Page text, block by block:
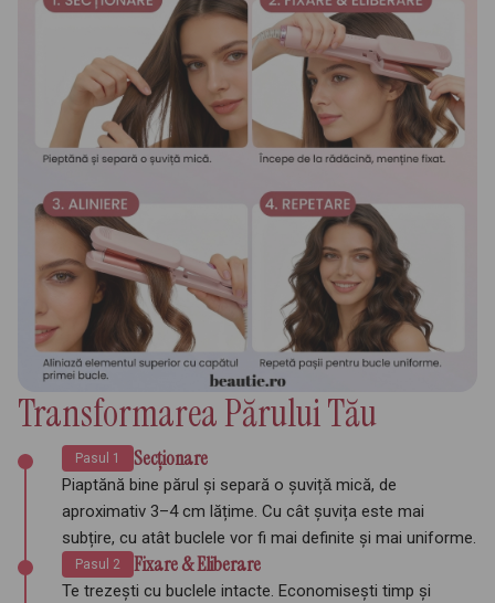
Transformarea Părului Tău
Pasul 1 Secționare
Piaptănă bine părul și separă o șuvițǎ mică, de
aproximativ 3–4 cm lățime. Cu cât șuvița este mai
subțire, cu atât buclele vor fi mai definite și mai uniforme.
Pasul 2 Fixare & Eliberare
Te trezești cu buclele intacte. Economisești timp și